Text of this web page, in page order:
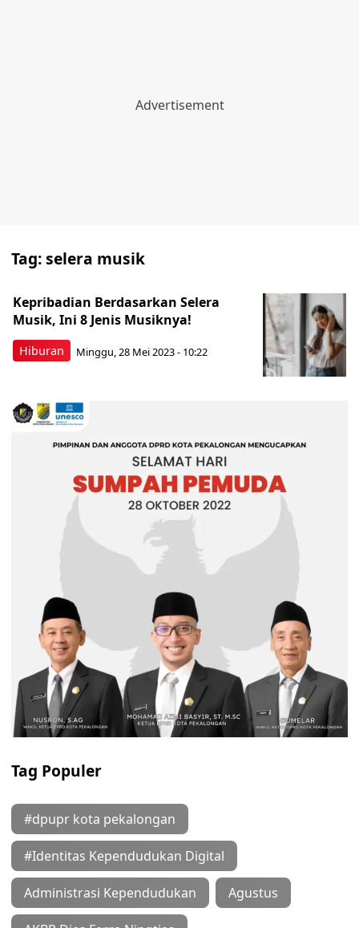
Tag:selera musik
Hiburan
Kepribadian Berdasarkan Selera
Musik, Ini 8 Jenis Musiknya!
Minggu, 28 Mei 2023 - 10:22
Tag Populer
#dpupr kota pekalongan
#Identitas Kependudukan Digital
Administrasi Kependudukan Agustus